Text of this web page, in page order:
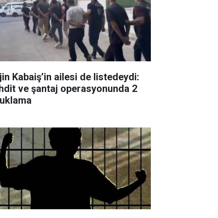
Kabaiş’in ailesi de listedeydi:
ve şantaj operasyonunda 2